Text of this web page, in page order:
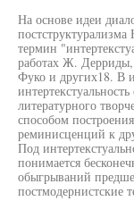
На основе идеи
термин
работах Ж.
Фуко и других18. В
литературного
способом
реминисценций к
Под
понимается
обыгрываний
постмодернистские